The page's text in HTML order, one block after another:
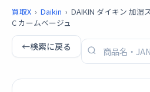
買取X › Daikin › DAIKIN ダイキン 加湿
C カームベージュ
←検索に戻る